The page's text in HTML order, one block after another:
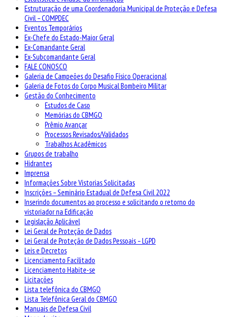
Estruturação de uma Coordenadoria Municipal de Proteção e Defesa
Civil – COMPDEC
Eventos Temporários
Ex-Chefe do Estado-Maior Geral
Ex-Comandante Geral
Ex-Subcomandante Geral
FALE CONOSCO
Galeria de Campeões do Desafio Físico Operacional
Galeria de Fotos do Corpo Musical Bombeiro Militar
Gestão do Conhecimento
Estudos de Caso
Memórias do CBMGO
Prêmio Avançar
Processos Revisados/Validados
Trabalhos Acadêmicos
Grupos de trabalho
Hidrantes
Imprensa
Informações Sobre Vistorias Solicitadas
Inscrições – Seminário Estadual de Defesa Civil 2022
Inserindo documentos ao processo e solicitando o retorno do
vistoriador na Edificação
Legislação Aplicável
Lei Geral de Proteção de Dados
Lei Geral de Proteção de Dados Pessoais – LGPD
Leis e Decretos
Licenciamento Facilitado
Licenciamento Habite-se
Licitações
Lista telefônica do CBMGO
Lista Telefônica Geral do CBMGO
Manuais de Defesa Civil